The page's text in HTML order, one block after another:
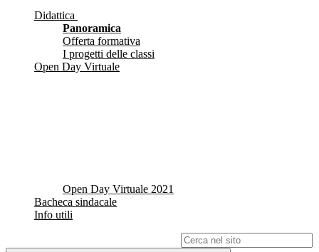
Didattica
Panoramica
Offerta formativa
I progetti delle classi
Open Day Virtuale
Open Day Virtuale 2021
Bacheca sindacale
Info utili